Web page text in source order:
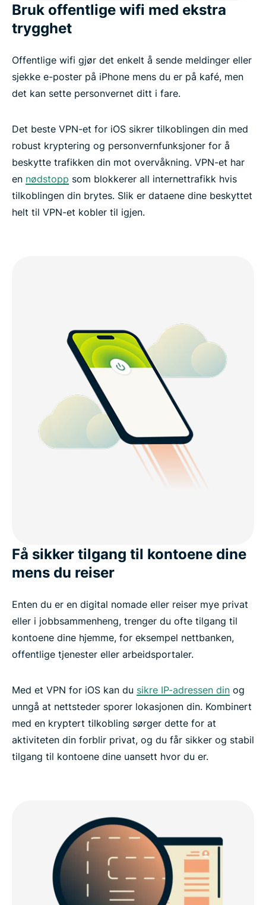
Bruk offentlige wifi med ekstra
trygghet
Offentlige wifi gjør det enkelt å sende meldinger eller
sjekke e-poster på iPhone mens du er på kafé, men
det kan sette personvernet ditt i fare.
Det beste VPN-et for iOS sikrer tilkoblingen din med
robust kryptering og personvernfunksjoner for å
beskytte trafikken din mot overvåkning. VPN-et har
en nødstopp som blokkerer all internettrafikk hvis
tilkoblingen din brytes. Slik er dataene dine beskyttet
helt til VPN-et kobler til igjen.
Få sikker tilgang til kontoene dine
mens du reiser
Enten du er en digital nomade eller reiser mye privat
eller i jobbsammenheng, trenger du ofte tilgang til
kontoene dine hjemme, for eksempel nettbanken,
offentlige tjenester eller arbeidsportaler.
Med et VPN for iOS kan du sikre IP-adressen din og
unngå at nettsteder sporer lokasjonen din. Kombinert
med en kryptert tilkobling sørger dette for at
aktiviteten din forblir privat, og du får sikker og stabil
tilgang til kontoene dine uansett hvor du er.